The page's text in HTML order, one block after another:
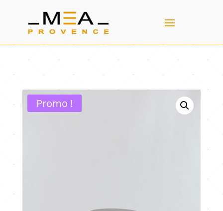
Promo !